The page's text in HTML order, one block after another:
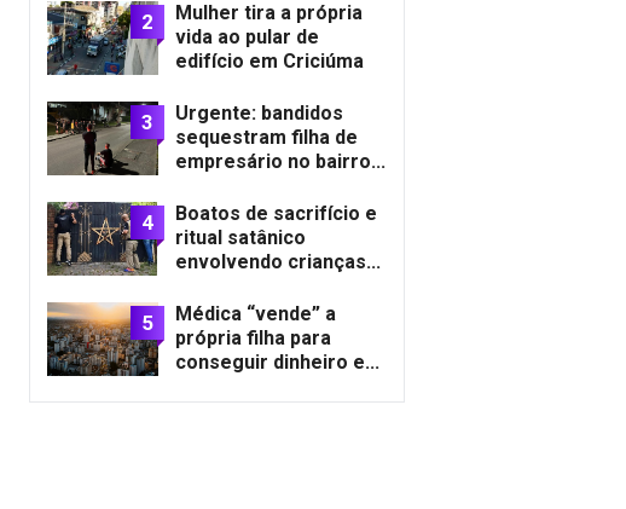
2
Mulher tira a própria
vida ao pular de
edifício em Criciúma
3
Urgente: bandidos
sequestram filha de
empresário no bairro...
4
Boatos de sacrifício e
ritual satânico
envolvendo crianças...
5
Médica “vende” a
própria filha para
conseguir dinheiro e...